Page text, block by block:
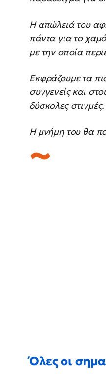
Η απώλειά του
πάντα για το
με την οποία
Εκφράζουμε τα
συγγενείς και
δύσκολες στιγμές.
Η μνήμη του θα
Όλες οι